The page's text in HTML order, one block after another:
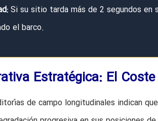
Si su sitio tarda más de 2 segundos en
el barco.
Estratégica: El
de campo longitudinales indican